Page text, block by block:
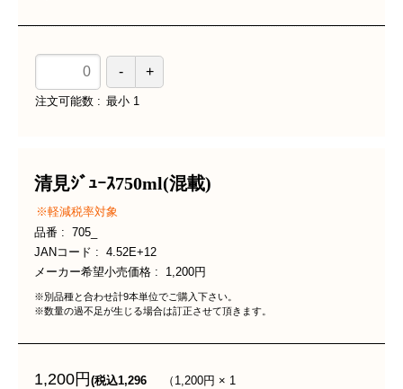
注文可能数 最小 1
清見ｼﾞｭｰｽ750ml(混載)
軽減税率対象
品番
705_
JANコード
4.52E+12
メーカー希望小売価格
1,200円
※別品種と合わせ計9本単位でご購入下さい。
※数量の過不足が生じる場合は訂正させて頂きます。
1,200円(税込1,296
（ 1,200円 × 1